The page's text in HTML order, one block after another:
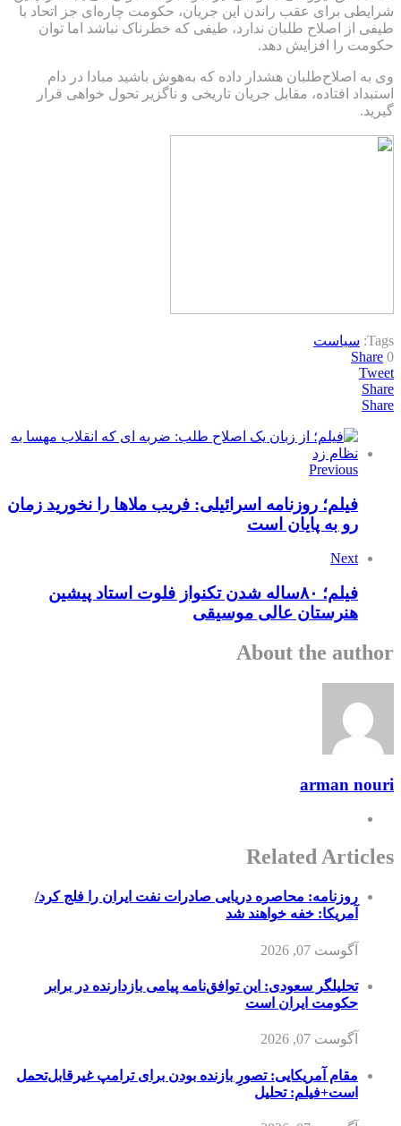
شرایطی برای عقب راندن این جریان، حکومت چاره‌ای جز اتحاد با
طیفی از اصلاح طلبان ندارد، طیفی که خطرناک نباشد اما توان
حکومت را افزایش دهد.
وی به اصلاح‌طلبان هشدار داده که به‌هوش باشید مبادا در دام
استبداد افتاده، مقابل جریان تاریخی و ناگزیر تحول خواهی قرار
گیرید.
Tags: سیاست
Share 0
Tweet
Share
Share
Previous
فیلم؛ روزنامه اسرائیلی: فریب ملاها را نخورید زمان
رو به پایان است
Next
فیلم؛ ۸۰ساله شدن تکنواز فلوت استاد پیشین
هنرستان عالی موسیقی
About the author
arman nouri
Related Articles
روزنامه: محاصره دریایی صادرات نفت ایران را فلج کرد/
آمریکا: خفه خواهند شد
آگوست 07, 2026
تحلیلگر سعودی: این توافق‌نامه پیامی بازدارنده در برابر
حکومت ایران است
آگوست 07, 2026
مقام آمریکایی: تصورِ بازنده بودن برای ترامپ غیرقابل‌تحمل
است+فیلم: تحلیل